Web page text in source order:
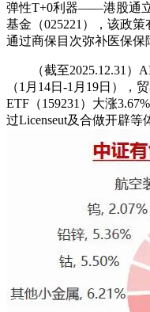
弹性T+0利器——港股通
基金（025221），该政
通过商保目次弥补医保保
（截至2025.12.31）AI
（1月14日-1月19日），
ETF（159231）大涨
过Licenseut及合做开辟等